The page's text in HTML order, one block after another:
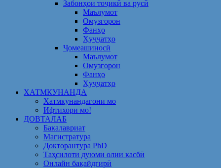
Забонҳои тоҷикӣ ва русӣ
Маълумот
Омузгорон
Фанҳо
Ҳуҷҷатҳо
Ҷомеашиносӣ
Маълумот
Омузгорон
Фанҳо
Ҳуҷҷатҳо
ХАТМКУНАНДА
Хатмкунандагони мо
Ифтихори мо!
ДОВТАЛАБ
Бакалавриат
Магистратура
Докторантура PhD
Таҳсилоти дуюми олии касбӣ
Онлайн бақайдгирӣ